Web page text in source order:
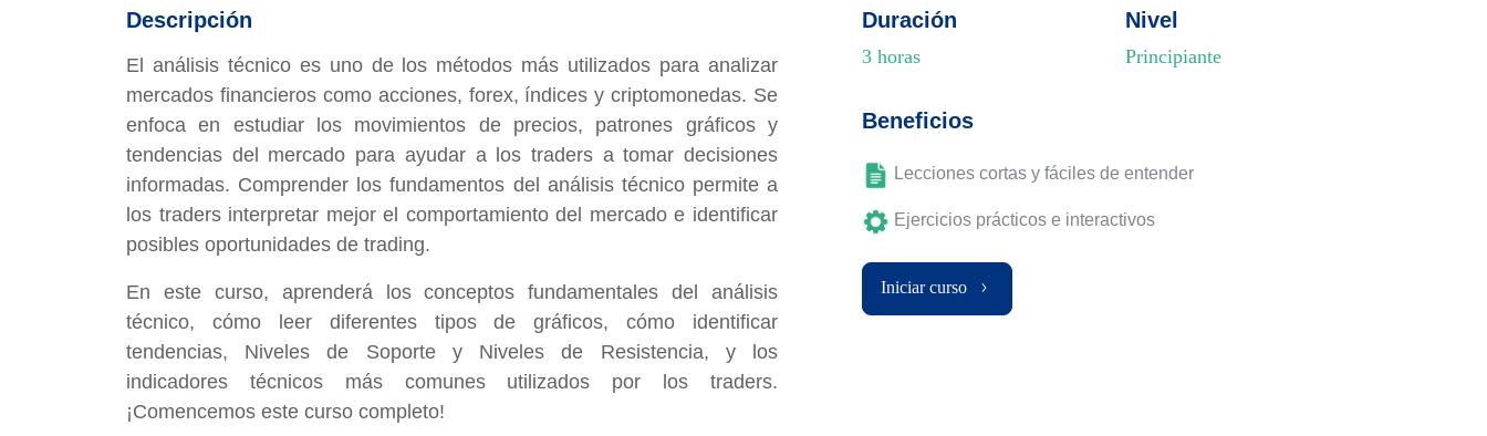
Descripción
El análisis técnico es uno de los métodos más utilizados para analizar
mercados financieros como acciones, forex, índices y criptomonedas. Se
enfoca en estudiar los movimientos de precios, patrones gráficos y
tendencias del mercado para ayudar a los traders a tomar decisiones
informadas. Comprender los fundamentos del análisis técnico permite a
los traders interpretar mejor el comportamiento del mercado e identificar
posibles oportunidades de trading.
En este curso, aprenderá los conceptos fundamentales del análisis
técnico, cómo leer diferentes tipos de gráficos, cómo identificar
tendencias, Niveles de Soporte y Niveles de Resistencia, y los
indicadores técnicos más comunes utilizados por los traders.
¡Comencemos este curso completo!
Duración
3 horas
Nivel
Principiante
Beneficios
Lecciones cortas y fáciles de entender
Ejercicios prácticos e interactivos
Iniciar curso